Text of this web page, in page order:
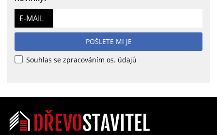
E-MAIL
POŠLETE MI JE
Souhlas se zpracováním os. údajů